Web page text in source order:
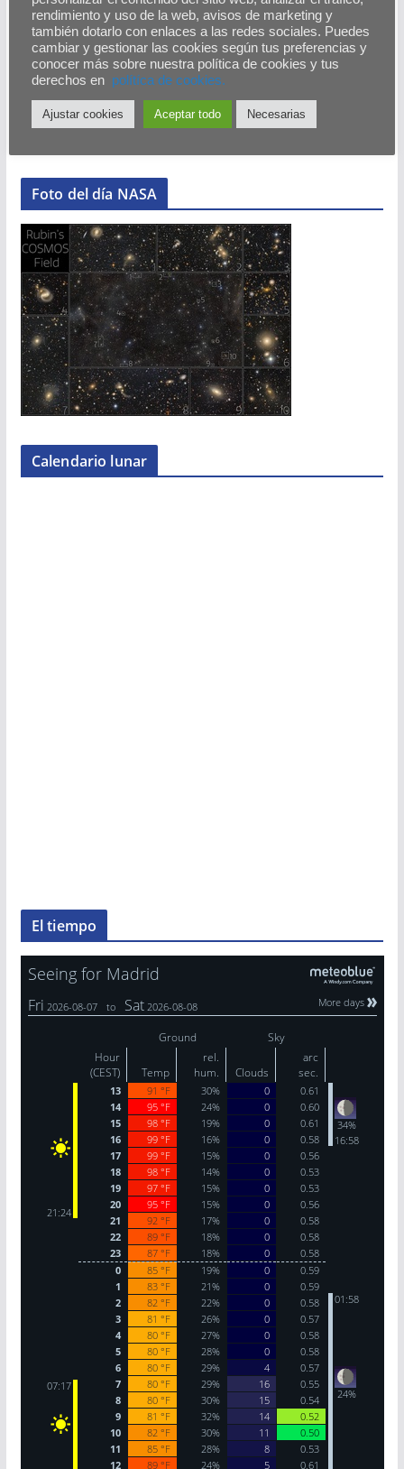
← Anterior
Agenda – Actividades
Foto del día NASA
Calendario lunar
El tiempo
rendimiento y uso de la web, avisos de marketing y
también dotarlo con enlaces a las redes sociales. Puedes
cambiar y gestionar las cookies según tus preferencias y
conocer más sobre nuestra política de cookies y tus
derechos en polítíca de cookies.
Ajustar cookies Aceptar todo Necesarias